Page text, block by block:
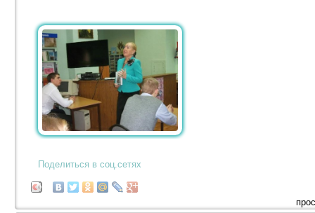
Поделиться в соц.сетях